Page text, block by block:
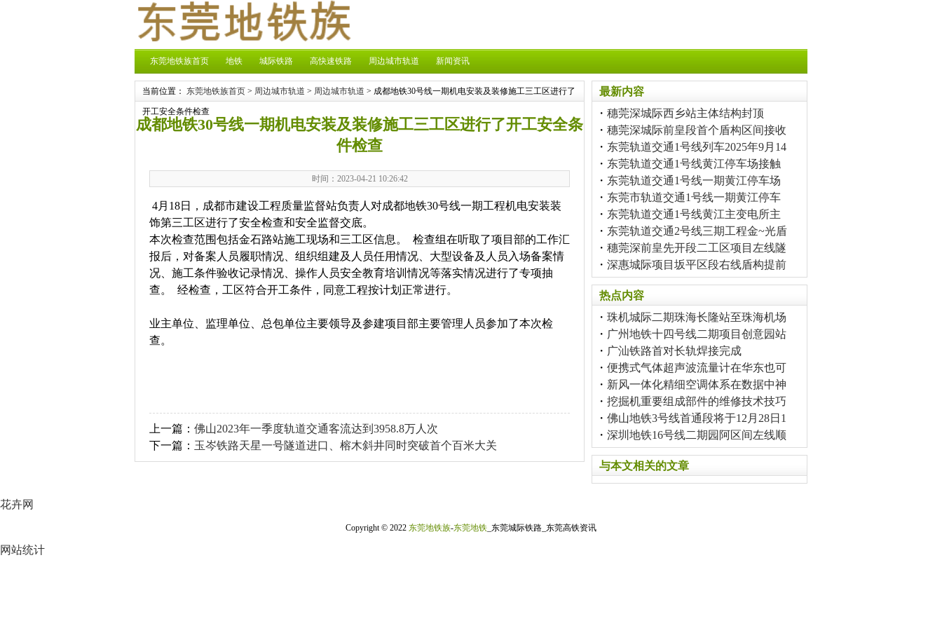
东莞地铁族首页 地铁 城际铁路 高快速铁路 周边城市轨道 新闻资讯
当前位置： 东莞地铁族首页 > 周边城市轨道 > 周边城市轨道 > 成都地铁30号线一期机电安装及装修施工三工区进行了
开工安全条件检查
成都地铁30号线一期机电安装及装修施工三工区进行了开工安全条
件检查
时间：2023-04-21 10:26:42
4月18日，成都市建设工程质量监督站负责人对成都地铁30号线一期工程机电安装装
饰第三工区进行了安全检查和安全监督交底。
本次检查范围包括金石路站施工现场和三工区信息。 检查组在听取了项目部的工作汇
报后，对备案人员履职情况、组织组建及人员任用情况、大型设备及人员入场备案情
况、施工条件验收记录情况、操作人员安全教育培训情况等落实情况进行了专项抽
查。 经检查，工区符合开工条件，同意工程按计划正常进行。
业主单位、监理单位、总包单位主要领导及参建项目部主要管理人员参加了本次检
查。
上一篇： 佛山2023年一季度轨道交通客流达到3958.8万人次
下一篇： 玉岑铁路天星一号隧道进口、榕木斜井同时突破首个百米大关
最新内容
・ 穗莞深城际西乡站主体结构封顶
・ 穗莞深城际前皇段首个盾构区间接收
・ 东莞轨道交通1号线列车2025年9月14
・ 东莞轨道交通1号线黄江停车场接触
・ 东莞轨道交通1号线一期黄江停车场
・ 东莞市轨道交通1号线一期黄江停车
・ 东莞轨道交通1号线黄江主变电所主
・ 东莞轨道交通2号线三期工程金~光盾
・ 穗莞深前皇先开段二工区项目左线隧
・ 深惠城际项目坂平区段右线盾构提前
热点内容
・ 珠机城际二期珠海长隆站至珠海机场
・ 广州地铁十四号线二期项目创意园站
・ 广汕铁路首对长轨焊接完成
・ 便携式气体超声波流量计在华东也可
・ 新风一体化精细空调体系在数据中神
・ 挖掘机重要组成部件的维修技术技巧
・ 佛山地铁3号线首通段将于12月28日1
・ 深圳地铁16号线二期园阿区间左线顺
与本文相关的文章
花卉网
Copyright © 2022 东莞地铁族-东莞地铁 _东莞城际铁路_东莞高铁资讯
网站统计